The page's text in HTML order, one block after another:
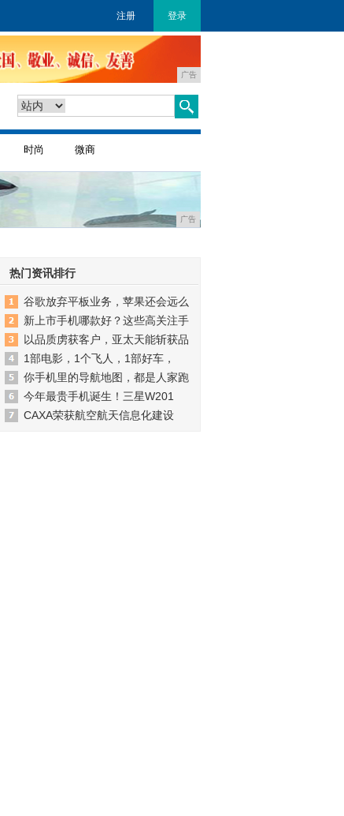
注册 登录
广告
时尚 微商
广告
热门资讯排行
谷歌放弃平板业务，苹果还会远么
新上市手机哪款好？这些高关注手
以品质虏获客户，亚太天能斩获品
1部电影，1个飞人，1部好车，
你手机里的导航地图，都是人家跑
今年最贵手机诞生！三星W201
CAXA荣获航空航天信息化建设